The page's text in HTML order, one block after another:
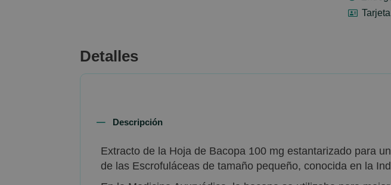
Detalles
Descripción
Extracto de la Hoja de Bacopa 100 mg estantarizado para
de las Escrofuláceas de tamaño pequeño, conocida en la